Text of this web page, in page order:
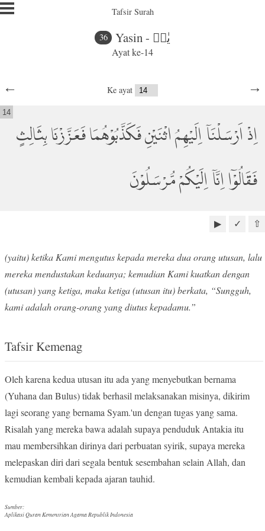
Tafsir Surah
36 Yasin - يٰسۤ
Ayat ke-14
← →
Ke ayat
اِذْ اَرْسَلْنَآ اِلَيْهِمُ اثْنَيْنِ فَكَذَّبُوْهُمَا فَعَزَّزْنَا بِثَالِثٍ
فَقَالُوْٓا اِنَّآ اِلَيْكُمْ مُّرْسَلُوْنَ
14
⇧
✓
▶
(yaitu) ketika Kami mengutus kepada mereka dua orang utusan, lalu
mereka mendustakan keduanya; kemudian Kami kuatkan dengan
(utusan) yang ketiga, maka ketiga (utusan itu) berkata, “Sungguh,
kami adalah orang-orang yang diutus kepadamu.”
Tafsir Kemenag
Oleh karena kedua utusan itu ada yang menyebutkan bernama
(Yuhana dan Bulus) tidak berhasil melaksanakan misinya, dikirim
lagi seorang yang bernama Syam.'un dengan tugas yang sama.
Risalah yang mereka bawa adalah supaya penduduk Antakia itu
mau membersihkan dirinya dari perbuatan syirik, supaya mereka
melepaskan diri dari segala bentuk sesembahan selain Allah, dan
kemudian kembali kepada ajaran tauhid.
Sumber:
Aplikasi Quran Kementrian Agama Republik Indonesia